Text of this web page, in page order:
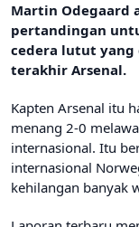
Martin Odegaard
pertandingan
cedera lutut
terakhir Arsenal.
Kapten Arsenal itu
menang 2-0
internasional. Itu
internasional
kehilangan banyak